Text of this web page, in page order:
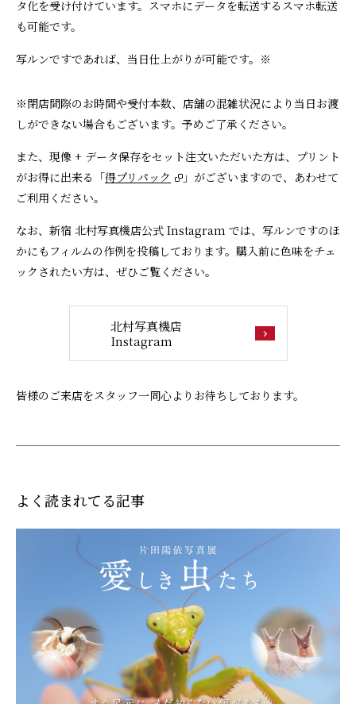
タ化を受け付けています。スマホにデータを転送するスマホ転送
も可能です。
写ルンですであれば、当日仕上がりが可能です。※
※閉店間際のお時間や受付本数、店舗の混雑状況により当日お渡
しができない場合もございます。予めご了承ください。
また、現像 + データ保存をセット注文いただいた方は、プリント
がお得に出来る「得プリパック
」がございますので、あわせて
ご利用ください。
なお、新宿 北村写真機店公式 Instagram では、写ルンですのほ
かにもフィルムの作例を投稿しております。購入前に色味をチェ
ックされたい方は、ぜひご覧ください。
北村写真機店
Instagram
皆様のご来店をスタッフ一同心よりお待ちしております。
よく読まれてる記事